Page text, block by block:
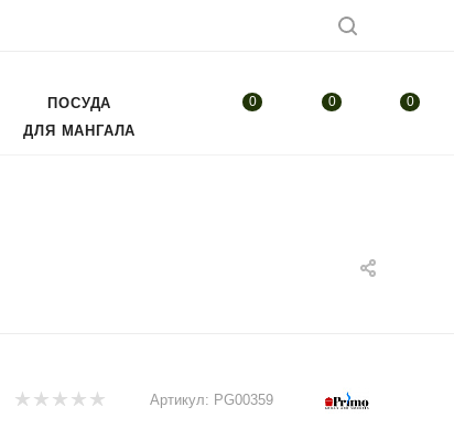
0 0 0
ПОСУДА
ДЛЯ МАНГАЛА
Артикул: PG00359